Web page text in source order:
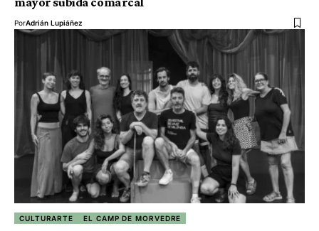
PorAdrián Lupiáñez
CULTURARTE EL CAMP DE MORVEDRE